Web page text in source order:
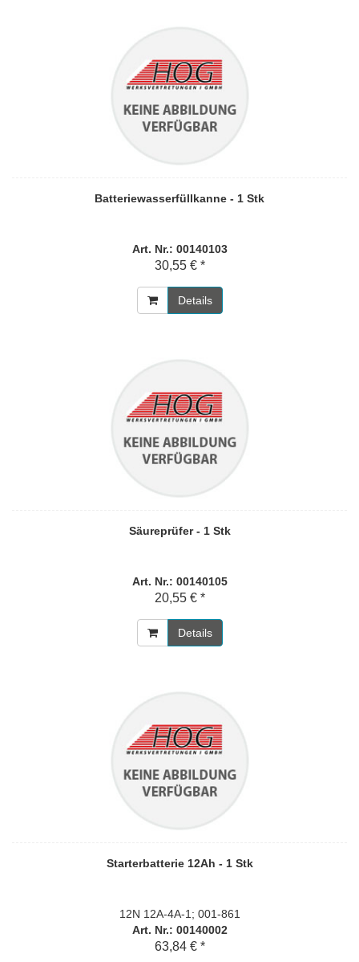
Batteriewasserfüllkanne - 1 Stk
Art. Nr.: 00140103
30,55 € *
Details
Säureprüfer - 1 Stk
Art. Nr.: 00140105
20,55 € *
Details
Starterbatterie 12Ah - 1 Stk
12N 12A-4A-1; 001-861
Art. Nr.: 00140002
63,84 € *